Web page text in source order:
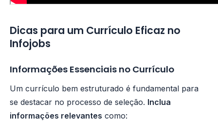
Dicas para um Currículo Eficaz no
Infojobs
Informações Essenciais no Currículo
Um currículo bem estruturado é fundamental para
se destacar no processo de seleção. Inclua
informações relevantes como: